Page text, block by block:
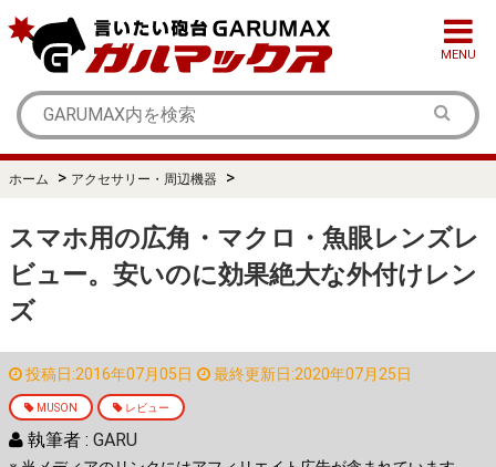
MENU
ホーム > アクセサリー・周辺機器 >
スマホ用の広角・マクロ・魚眼レンズレ
ビュー。安いのに効果絶大な外付けレン
ズ
投稿日:2016年07月05日 最終更新日:2020年07月25日
MUSON レビュー
執筆者 : GARU